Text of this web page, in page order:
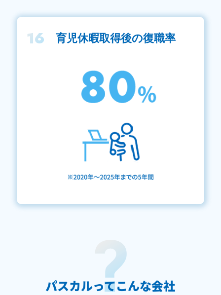
16 育児休暇取得後の復職率
パスカルってこんな会社